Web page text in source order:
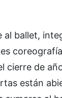
al ballet,
cierre de
están